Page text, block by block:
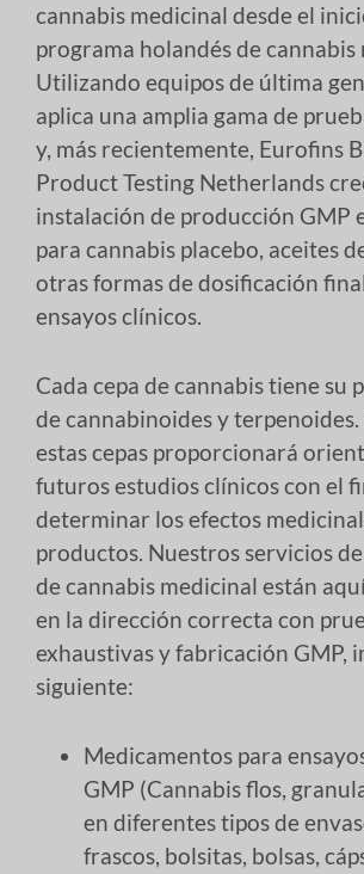
cannabis medicinal desde el
programa holandés de cannabis
Utilizando equipos de última
aplica una amplia gama de
y, más recientemente, Eurofins
Product Testing Netherlands
instalación de producción GMP
para cannabis placebo, aceites
otras formas de dosificación
ensayos clínicos.
Cada cepa de cannabis tiene su
de cannabinoides y
estas cepas proporcionará
futuros estudios clínicos con el
determinar los efectos
productos. Nuestros servicios
de cannabis medicinal están
en la dirección correcta con
exhaustivas y fabricación GMP,
siguiente:
Medicamentos para
GMP (Cannabis flos,
en diferentes tipos de
frascos, bolsitas, bolsas,